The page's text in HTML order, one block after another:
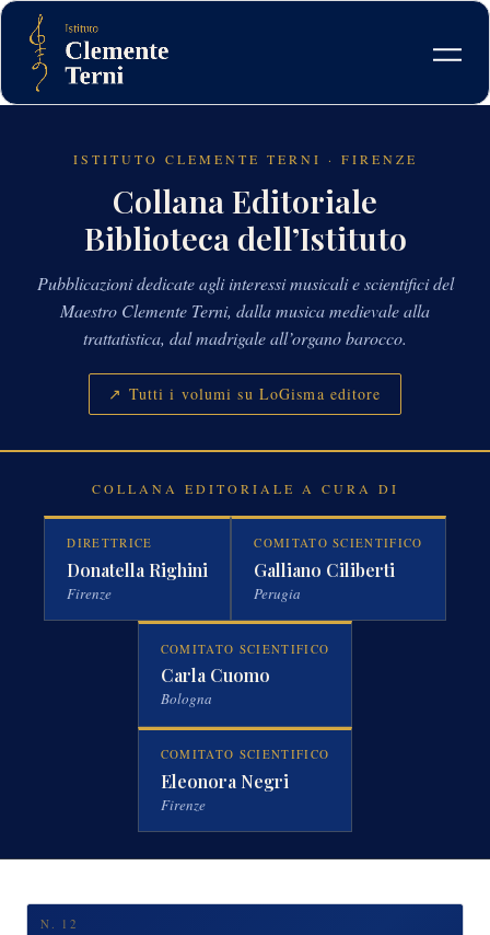
Skip
content
ISTITUTO CLEMENTE TERNI · FIRENZE
Collana Editoriale
Biblioteca dell’Istituto
Pubblicazioni dedicate agli interessi musicali e scientifici del
Maestro Clemente Terni, dalla musica medievale alla
trattatistica, dal madrigale all’organo barocco.
↗ Tutti i volumi su LoGisma editore
COLLANA EDITORIALE A CURA DI
DIRETTRICE
Donatella Righini
Firenze
COMITATO SCIENTIFICO
Galliano Ciliberti
Perugia
COMITATO SCIENTIFICO
Carla Cuomo
Bologna
COMITATO SCIENTIFICO
Eleonora Negri
Firenze
N. 12